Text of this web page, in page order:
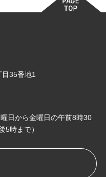
35番地1
日から金曜日の午前8時30
5時まで）